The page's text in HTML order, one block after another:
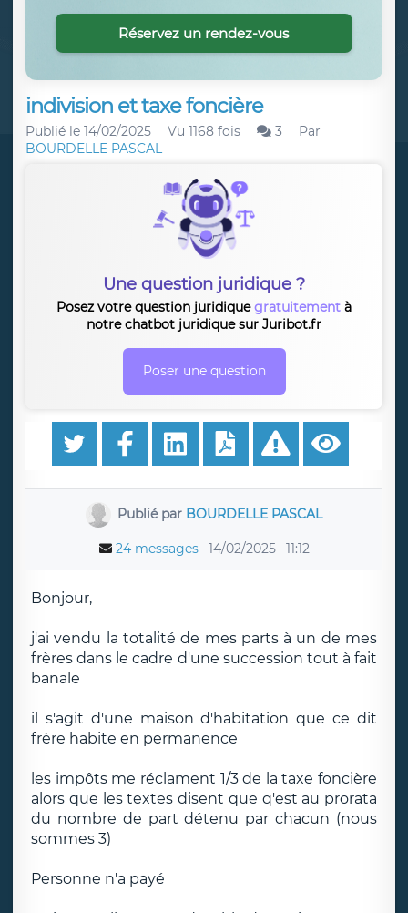
indivision et taxe foncière
Publié le 14/02/2025 Vu 1168 fois 3
Par
BOURDELLE PASCAL
Une question juridique ?
Posez votre question juridiquegratuitement à
notre chatbot juridique sur Juribot.fr
Poser une question
Publié par BOURDELLE PASCAL
24 messages 14/02/2025 11:12
Bonjour,
j'ai vendu la totalité de mes parts à un de mes
frères dans le cadre d'une succession tout à fait
banale
il s'agit d'une maison d'habitation que ce dit
frère habite en permanence
les impôts me réclament 1/3 de la taxe foncière
alors que les textes disent que q'est au prorata
du nombre de part détenu par chacun (nous
sommes 3)
Personne n'a payé
Réservez un rendez-vous